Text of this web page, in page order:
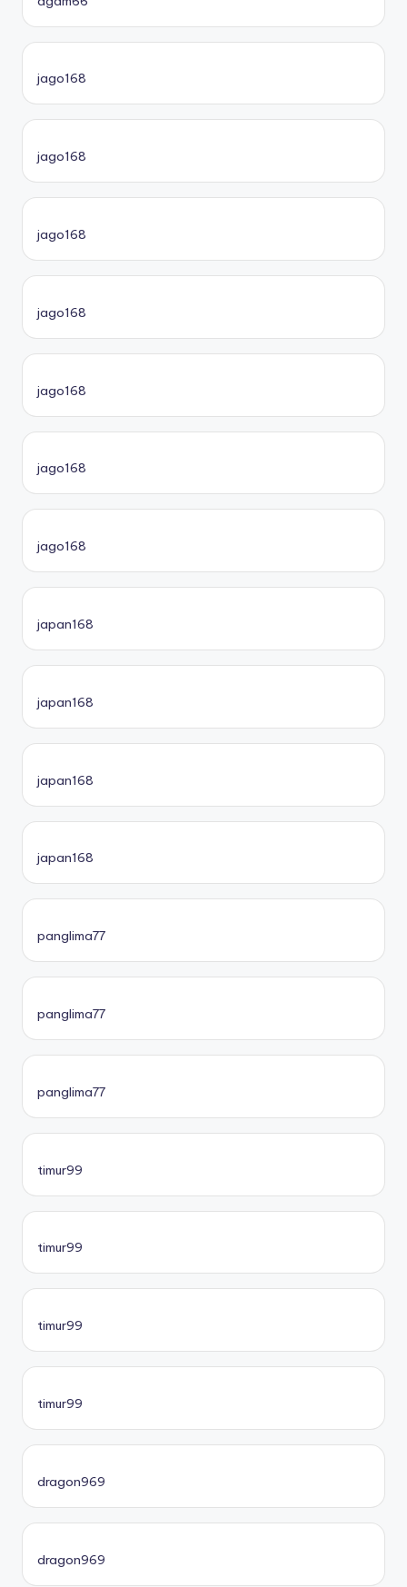
jago168
jago168
jago168
jago168
jago168
jago168
jago168
japan168
japan168
japan168
japan168
panglima77
panglima77
panglima77
timur99
timur99
timur99
timur99
dragon969
dragon969